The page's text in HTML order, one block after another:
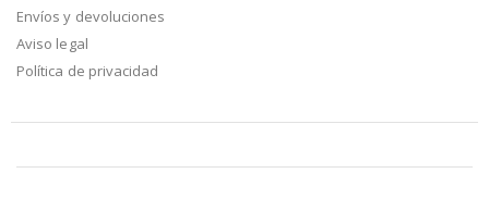
Envíos y devoluciones
Aviso legal
Política de privacidad